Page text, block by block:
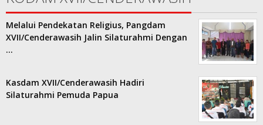
Melalui Pendekatan Religius, Pangdam
XVII/Cenderawasih Jalin Silaturahmi Dengan
…
Kasdam XVII/Cenderawasih Hadiri
Silaturahmi Pemuda Papua